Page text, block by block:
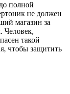
полной
не должен
магазин за
Человек,
такой
чтобы защитить